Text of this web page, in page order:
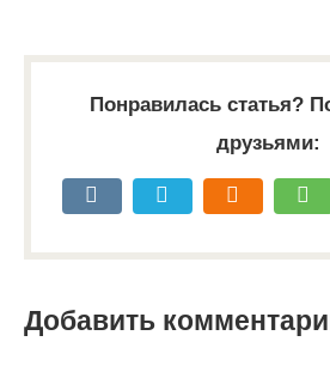
Понравилась статья?
друзьями:
Добавить